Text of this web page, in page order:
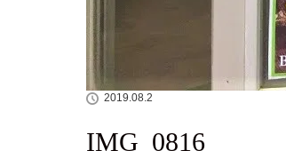
IMG_0816
2019.08.2
IMG_0816